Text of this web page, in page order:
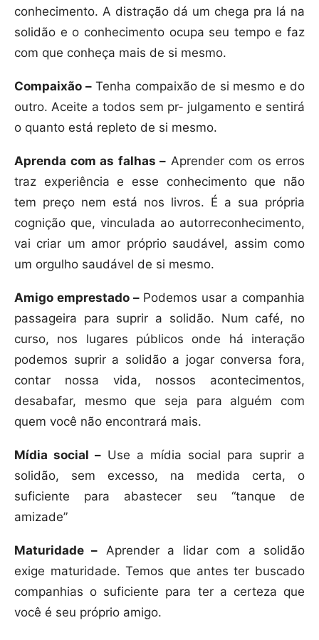
conhecimento. A distração dá um chega pra lá na
solidão e o conhecimento ocupa seu tempo e faz
com que conheça mais de si mesmo.
Compaixão –Tenha compaixão de si mesmo e do
outro. Aceite a todos sem pr- julgamento e sentirá
o quanto está repleto de si mesmo.
Aprenda com as falhas – Aprender com os erros
traz experiência e esse conhecimento que não
tem preço nem está nos livros. É a sua própria
cognição que, vinculada ao autorreconhecimento,
vai criar um amor próprio saudável, assim como
um orgulho saudável de si mesmo.
Amigo emprestado – Podemos usar a companhia
passageira para suprir a solidão. Num café, no
curso, nos lugares públicos onde há interação
podemos suprir a solidão a jogar conversa fora,
contar nossa vida, nossos acontecimentos,
desabafar, mesmo que seja para alguém com
quem você não encontrará mais.
Mídia social – Use a mídia social para suprir a
solidão, sem excesso, na medida certa, o
suficiente para abastecer seu “tanque de
amizade”
Maturidade – Aprender a lidar com a solidão
exige maturidade. Temos que antes ter buscado
companhias o suficiente para ter a certeza que
você é seu próprio amigo.